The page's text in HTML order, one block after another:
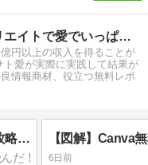
スローライフアフィリエイトで愛でいっぱいのお金持ちになる方法
円以上の収入を得ることが
愛が実際に実践して結果が
情報商材、役立つ無料レポ
Substack×Brainアフィリエイト新攻略法の体験レビューとサト愛特典案内！
6日前